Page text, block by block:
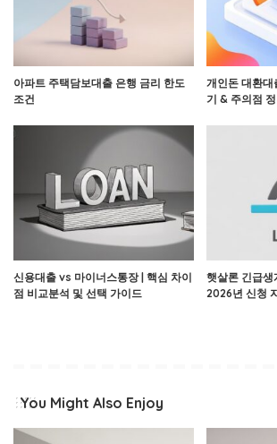
아파트 주택담보대출 은행 금리 한도
조건
개인돈 대환대
기 & 주의점
신용대출 vs 마이너스통장 | 핵심 차이
점 비교분석 및 선택 가이드
햇살론 긴급생
2026년 신청
You Might Also Enjoy